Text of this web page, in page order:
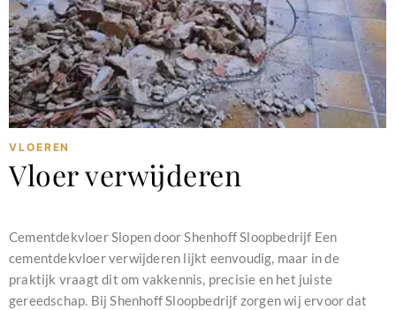
VLOEREN
Vloer verwijderen
Cementdekvloer Slopen door Shenhoff Sloopbedrijf Een
cementdekvloer verwijderen lijkt eenvoudig, maar in de
praktijk vraagt dit om vakkennis, precisie en het juiste
gereedschap. Bij Shenhoff Sloopbedrijf zorgen wij ervoor dat